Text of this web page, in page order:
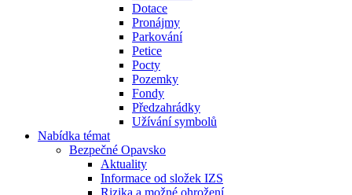
Dotace
Pronájmy
Parkování
Petice
Pocty
Pozemky
Fondy
Předzahrádky
Užívání symbolů
Nabídka témat
Bezpečné Opavsko
Aktuality
Informace od složek IZS